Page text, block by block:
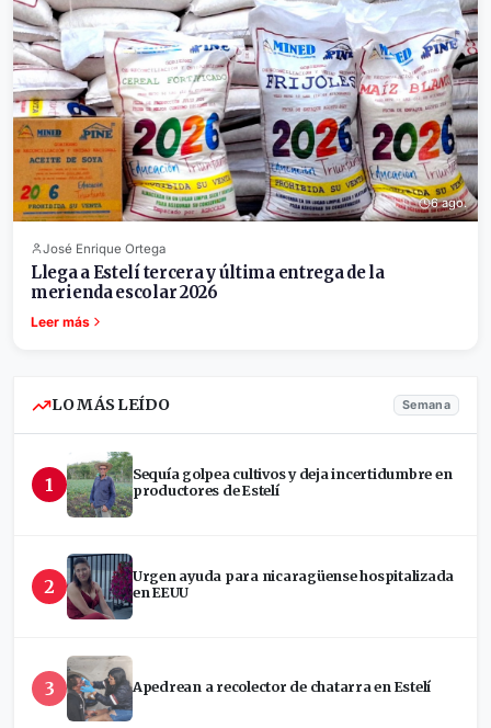
6 ago.
José Enrique Ortega
Llega a Estelí tercera y última entrega de la
merienda escolar 2026
Leer más
LO MÁS LEÍDO Semana
1
Sequía golpea cultivos y deja incertidumbre en
productores de Estelí
2
Urgen ayuda para nicaragüense hospitalizada
en EEUU
3 Apedrean a recolector de chatarra en Estelí